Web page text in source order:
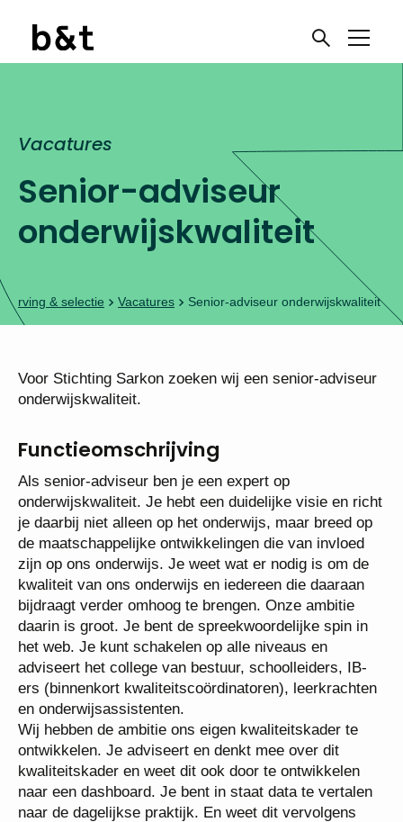
Senior-adviseur
onderwijskwaliteit
Vacatures
Werving & selectie Vacatures Senior-adviseur onderwijskwaliteit
Voor Stichting Sarkon zoeken wij een senior-
adviseur onderwijskwaliteit.
Functieomschrijving
Als senior-adviseur ben je een expert op
onderwijskwaliteit. Je hebt een duidelijke visie en
richt je daarbij niet alleen op het onderwijs, maar
breed op de maatschappelijke ontwikkelingen die
van invloed zijn op ons onderwijs. Je weet wat er
nodig is om de kwaliteit van ons onderwijs en
iedereen die daaraan bijdraagt verder omhoog te
brengen. Onze ambitie daarin is groot. Je bent de
spreekwoordelijke spin in het web. Je kunt
schakelen op alle niveaus en adviseert het college
van bestuur, schoolleiders, IB-ers (binnenkort
kwaliteitscoördinatoren), leerkrachten en
onderwijsassistenten.
Wij hebben de ambitie ons eigen kwaliteitskader te
ontwikkelen. Je adviseert en denkt mee over dit
kwaliteitskader en weet dit ook door te ontwikkelen
naar een dashboard. Je bent in staat data te